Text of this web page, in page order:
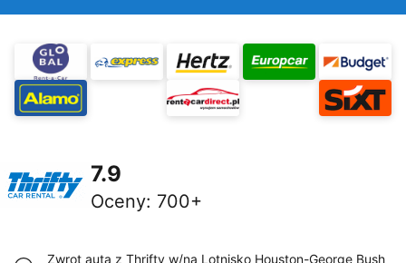
7.9
Oceny: 700+
Zwrot auta z Thrifty w/na Lotnisko Houston-George Bush